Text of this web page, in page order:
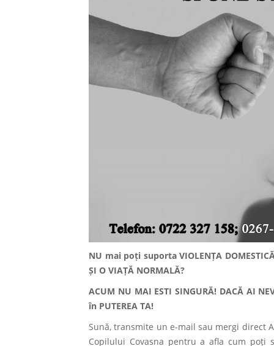
NU mai poți suporta VIOLENȚA
ȘI O VIAȚĂ NORMALĂ?
ACUM NU MAI ESTI SINGURĂ! DACĂ AI
în PUTEREA TA!
Sună, transmite un e-mail sau mergi direct
Copilului Covasna pentru a afla cum poți